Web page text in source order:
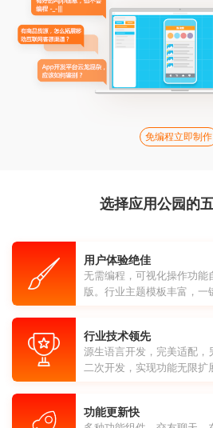
免编程立即制作
选择应用公园的
用户体验绝佳
无需编程，可视化操作功能
版。行业主题模板丰富，一
行业技术领先
源生语言开发，完美适配，
二次开发，实现功能无限扩
功能更新快